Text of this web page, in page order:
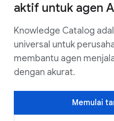
aktif untuk agen
Knowledge Catalog
universal untuk
membantu agen
dengan akurat.
Memulai